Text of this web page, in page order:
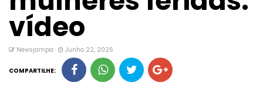
vídeo
Newsjampa Junho 22, 2026
COMPARTILHE: